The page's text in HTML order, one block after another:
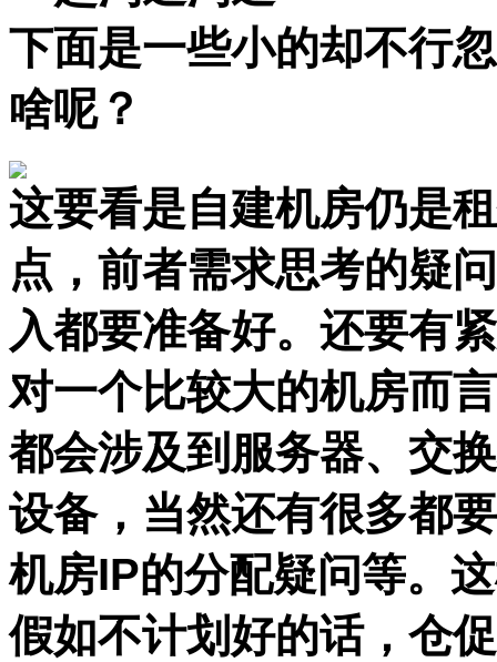
下面是一些小的却不行
啥呢？
这要看是自建机房仍是
点，前者需求思考的疑
入都要准备好。还要有
对一个比较大的机房而
都会涉及到服务器、交
设备，当然还有很多都
机房IP的分配疑问等。
假如不计划好的话，仓